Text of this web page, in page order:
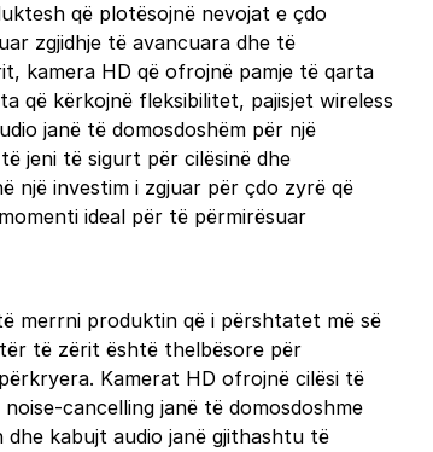
që plotësojnë nevojat e çdo
zgjidhje të avancuara dhe të
kamera HD që ofrojnë pamje të qarta
që kërkojnë fleksibilitet, pajisjet wireless
janë të domosdoshëm për një
jeni të sigurt për cilësinë dhe
një investim i zgjuar për çdo zyrë që
ideal për të përmirësuar
merrni produktin që i përshtatet më së
të zërit është thelbësore për
Kamerat HD ofrojnë cilësi të
cancelling janë të domosdoshme
kabujt audio janë gjithashtu të